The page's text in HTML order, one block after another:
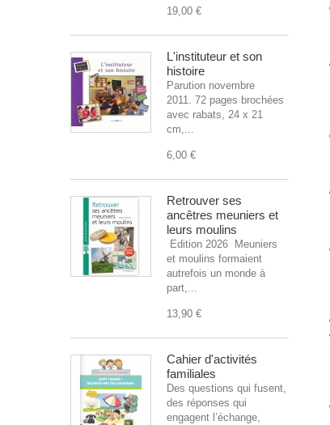
19,00 €
L'instituteur et son
histoire
Parution novembre
2011. 72 pages brochées
avec rabats, 24 x 21
cm,...
6,00 €
Retrouver ses
ancêtres meuniers et
leurs moulins
Edition 2026 Meuniers
et moulins formaient
autrefois un monde à
part,...
13,90 €
Cahier d'activités
familiales
Des questions qui fusent,
des réponses qui
engagent l’échange,